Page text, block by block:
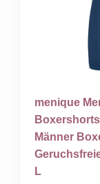
menique
Männer
L